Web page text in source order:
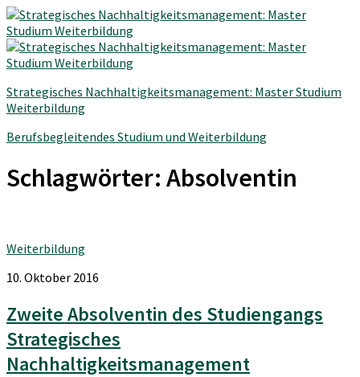
Strategisches Nachhaltigkeitsmanagement: Master Studium
Weiterbildung
Berufsbegleitendes Studium und Weiterbildung
Schlagwörter: Absolventin
Weiterbildung
10. Oktober 2016
Zweite Absolventin des Studiengangs
Strategisches
Nachhaltigkeitsmanagement